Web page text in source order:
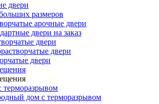
двери
размеров
арочные двери
двери на заказ
двери
двери
двери
терморазрывом
дом с терморазрывом